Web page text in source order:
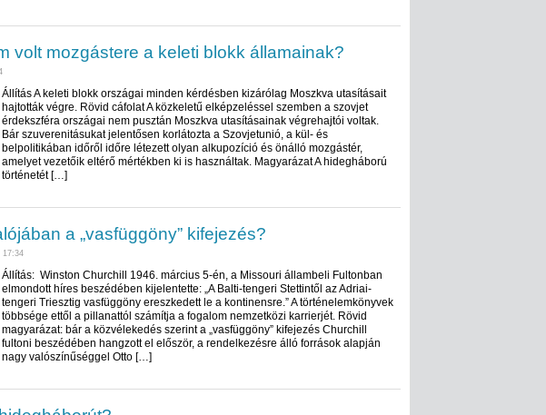
volt mozgástere a keleti blokk államainak?
Állítás A keleti blokk országai minden kérdésben kizárólag Moszkva utasításait
hajtották végre. Rövid cáfolat A közkeletű elképzeléssel szemben a szovjet
érdekszféra országai nem pusztán Moszkva utasításainak végrehajtói voltak.
Bár szuverenitásukat jelentősen korlátozta a Szovjetunió, a kül- és
belpolitikában időről időre létezett olyan alkupozíció és önálló mozgástér,
amelyet vezetőik eltérő mértékben ki is használtak. Magyarázat A hidegháború
történetét […]
a „vasfüggöny” kifejezés?
17:34
Állítás: Winston Churchill 1946. március 5-én, a Missouri állambeli Fultonban
elmondott híres beszédében kijelentette: „A Balti-tengeri Stettintől az Adriai-
tengeri Triesztig vasfüggöny ereszkedett le a kontinensre.” A történelemkönyvek
többsége ettől a pillanattól számítja a fogalom nemzetközi karrierjét. Rövid
magyarázat: bár a közvélekedés szerint a „vasfüggöny” kifejezés Churchill
fultoni beszédében hangzott el először, a rendelkezésre álló források alapján
nagy valószínűséggel Otto […]